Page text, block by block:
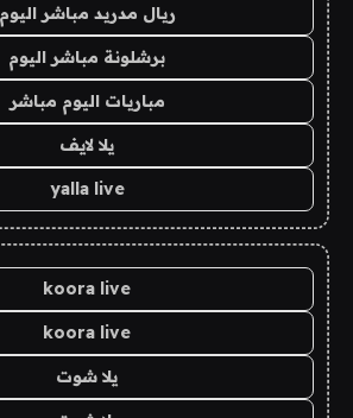
ريال مدريد مباشر اليوم
برشلونة مباشر اليوم
مباريات اليوم مباشر
يلا لايف
yalla live
koora live
koora live
يلا شوت